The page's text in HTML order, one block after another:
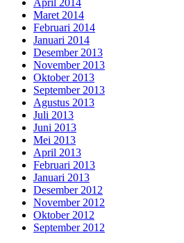
April 2014
Maret 2014
Februari 2014
Januari 2014
Desember 2013
November 2013
Oktober 2013
September 2013
Agustus 2013
Juli 2013
Juni 2013
Mei 2013
April 2013
Februari 2013
Januari 2013
Desember 2012
November 2012
Oktober 2012
September 2012